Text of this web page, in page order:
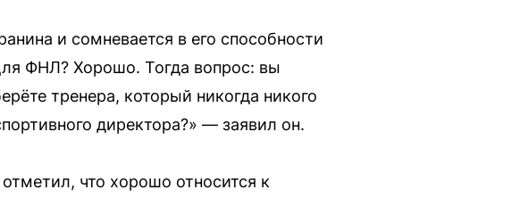
и сомневается в его способности
ФНЛ? Хорошо. Тогда вопрос: вы
тренера, который никогда никого
директора?» — заявил он.
что хорошо относится к